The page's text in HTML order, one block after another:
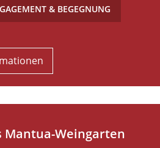
& BEGEGNUNG
Mantua-Weingarten